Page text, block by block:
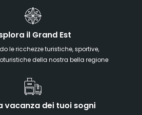
il Grand Est
le ricchezze turistiche, sportive,
della nostra bella regione
vacanza dei tuoi sogni